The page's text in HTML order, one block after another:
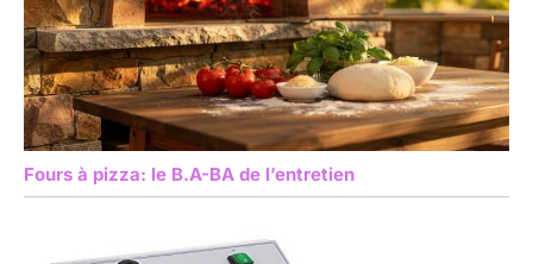
Fours à pizza: le B.A-BA de l’entretien